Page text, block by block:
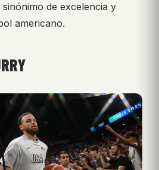
de excelencia y
americano.